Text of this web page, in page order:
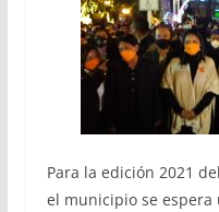
Para la edición 2021
el municipio se